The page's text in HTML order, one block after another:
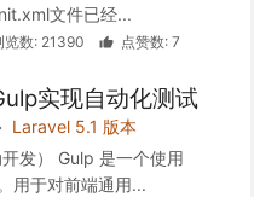
文件已经...
览数: 21390 点赞数: 7
实现自动化测试
Laravel 5.1 版本
发） Gulp 是一个使用
用于对前端通用...